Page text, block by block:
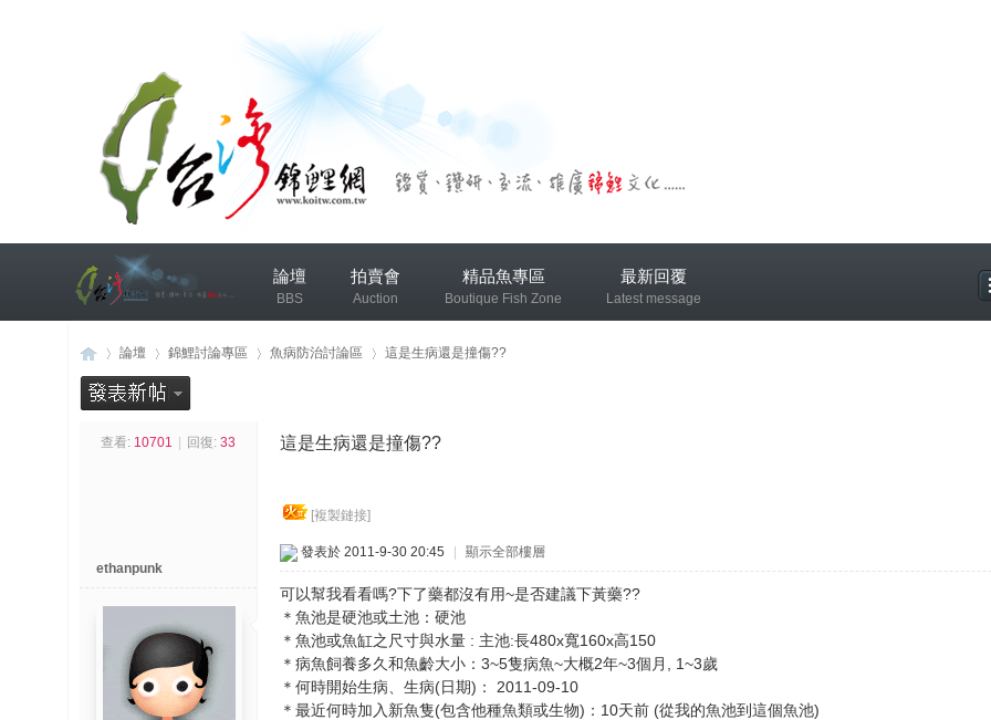
論壇
BBS
拍賣會
Auction
精品魚專區
Boutique Fish Zone
最新回覆
Latest message
錦鯉協會專區 錦鯉討論專區
»
論壇
›
錦鯉討論專區 魚病防治討論區
›
這是生病還是撞傷??
查看: 10701 回復: 33 這是生病還是撞傷??
[複製鏈接]
ethanpunk
發表於 2011-9-30 20:45 顯示全部樓層
可以幫我看看嗎?下了藥都沒有用~是否建議下黃藥??
＊魚池是硬池或土池：硬池
＊魚池或魚缸之尺寸與水量 : 主池:長480x寬160x高150
＊病魚飼養多久和魚齡大小：3~5隻病魚~大概2年~3個月, 1~3歲
＊何時開始生病、生病(日期)： 2011-09-10
＊最近何時加入新魚隻(包含他種魚類或生物)：10天前 (從我的魚池到這個魚池)